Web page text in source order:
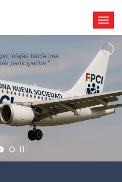
viajas hacia una
participativa."